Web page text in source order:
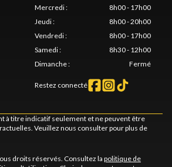
Mercredi:
8h00 - 17h00
Jeudi:
8h00 - 20h00
Vendredi:
8h00 - 17h00
Samedi:
8h30 - 12h00
Dimanche: Fermé
Restez connecté
à titre indicatif seulement et ne peuvent être
Veuillez nous consulter pour plus de
droits réservés. Consultez la politique de